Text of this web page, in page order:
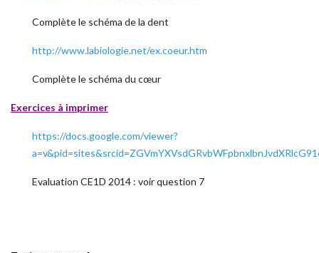
Complète le schéma de la dent
http://www.labiologie.net/ex.coeur.htm
Complète le schéma du cœur
Exercices à imprimer
https://docs.google.com/viewer?
Evaluation CE1D 2014 : voir question 7